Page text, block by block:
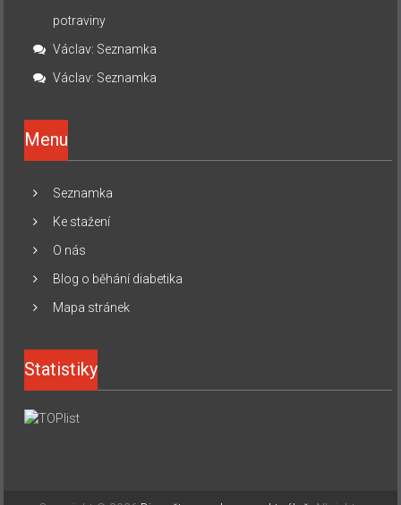
potraviny
Václav: Seznamka
Václav: Seznamka
Menu
Seznamka
Ke stažení
O nás
Blog o běhání diabetika
Mapa stránek
Statistiky